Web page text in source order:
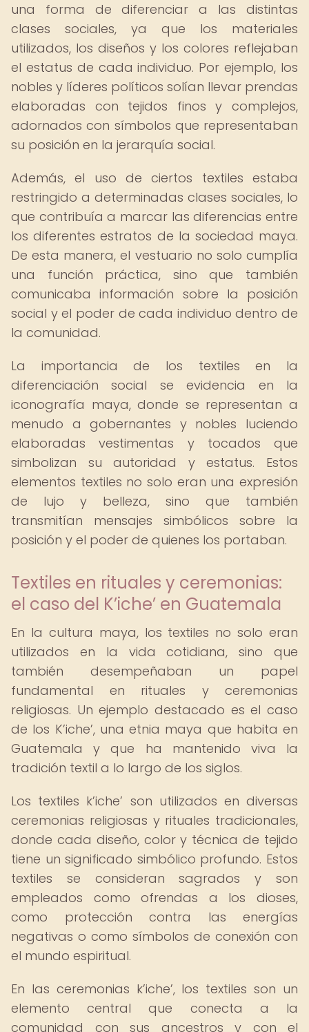
una forma de diferenciar a las distintas
clases sociales, ya que los materiales
utilizados, los diseños y los colores reflejaban
el estatus de cada individuo. Por ejemplo, los
nobles y líderes políticos solían llevar prendas
elaboradas con tejidos finos y complejos,
adornados con símbolos que representaban
su posición en la jerarquía social.
Además, el uso de ciertos textiles estaba
restringido a determinadas clases sociales, lo
que contribuía a marcar las diferencias entre
los diferentes estratos de la sociedad maya.
De esta manera, el vestuario no solo cumplía
una función práctica, sino que también
comunicaba información sobre la posición
social y el poder de cada individuo dentro de
la comunidad.
La importancia de los textiles en la
diferenciación social se evidencia en la
iconografía maya, donde se representan a
menudo a gobernantes y nobles luciendo
elaboradas vestimentas y tocados que
simbolizan su autoridad y estatus. Estos
elementos textiles no solo eran una expresión
de lujo y belleza, sino que también
transmitían mensajes simbólicos sobre la
posición y el poder de quienes los portaban.
Textiles en rituales y ceremonias:
el caso del K’iche’ en Guatemala
En la cultura maya, los textiles no solo eran
utilizados en la vida cotidiana, sino que
también desempeñaban un papel
fundamental en rituales y ceremonias
religiosas. Un ejemplo destacado es el caso
de los K’iche’, una etnia maya que habita en
Guatemala y que ha mantenido viva la
tradición textil a lo largo de los siglos.
Los textiles k’iche’ son utilizados en diversas
ceremonias religiosas y rituales tradicionales,
donde cada diseño, color y técnica de tejido
tiene un significado simbólico profundo. Estos
textiles se consideran sagrados y son
empleados como ofrendas a los dioses,
como protección contra las energías
negativas o como símbolos de conexión con
el mundo espiritual.
En las ceremonias k’iche’, los textiles son un
elemento central que conecta a la
comunidad con sus ancestros y con el